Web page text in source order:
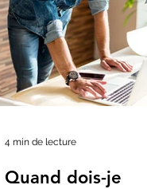
Quand dois-je
4 min de lecture